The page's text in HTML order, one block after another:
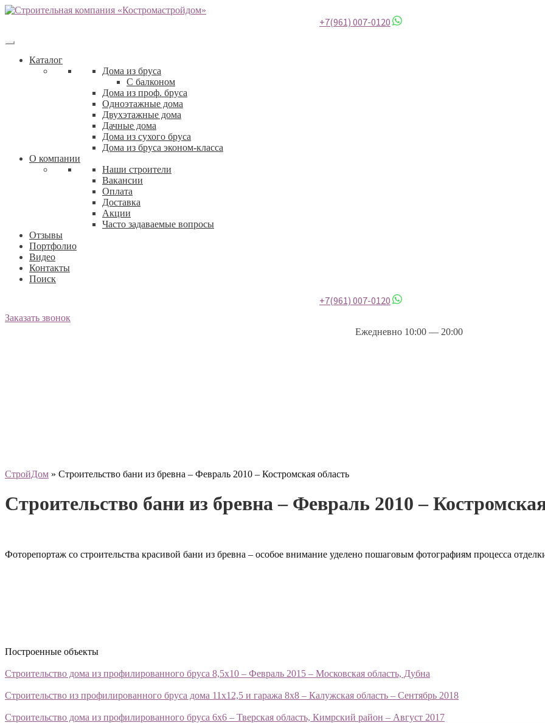
+7(961) 007-0120
Каталог
Дома из бруса
С балконом
Дома из проф. бруса
Одноэтажные дома
Двухэтажные дома
Дачные дома
Дома из сухого бруса
Дома из бруса эконом-класса
О компании
Наши строители
Вакансии
Оплата
Доставка
Акции
Часто задаваемые вопросы
Отзывы
Портфолио
Видео
Контакты
Поиск
+7(961) 007-0120
Заказать звонок
Ежедневно 10:00 — 20:00
СтройДом » Строительство бани из бревна – Февраль 2010 – Костромская область
Строительство бани из бревна – Февраль 2010 –
Фоторепортаж со строительства красивой бани из бревна – особое внимание уделено пошаговым фотографиям процесса
Построенные объекты
Строительство дома из профилированного бруса 8,5х10 – Февраль 2015 – Московская область, Дубна
Строительство из профилированного бруса дома 11х12,5 и гаража 8х8 – Калужская область – Сентябрь 2018
Строительство дома из профилированного бруса 6х6 – Тверская область, Кимрский район – Август 2017